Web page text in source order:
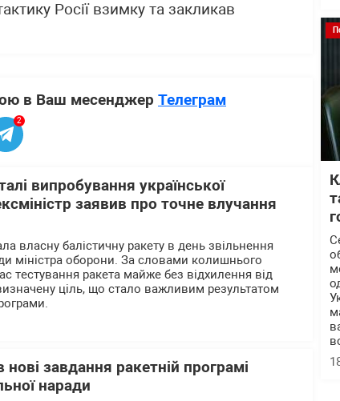
Росії взимку та закликав
в Ваш месенджер Телеграм
2
випробування української
заявив про точне влучання
власну балістичну ракету в день звільнення
міністра оборони. За словами колишнього
тестування ракета майже без відхилення від
ціль, що стало важливим результатом
завдання ракетній програмі
наради